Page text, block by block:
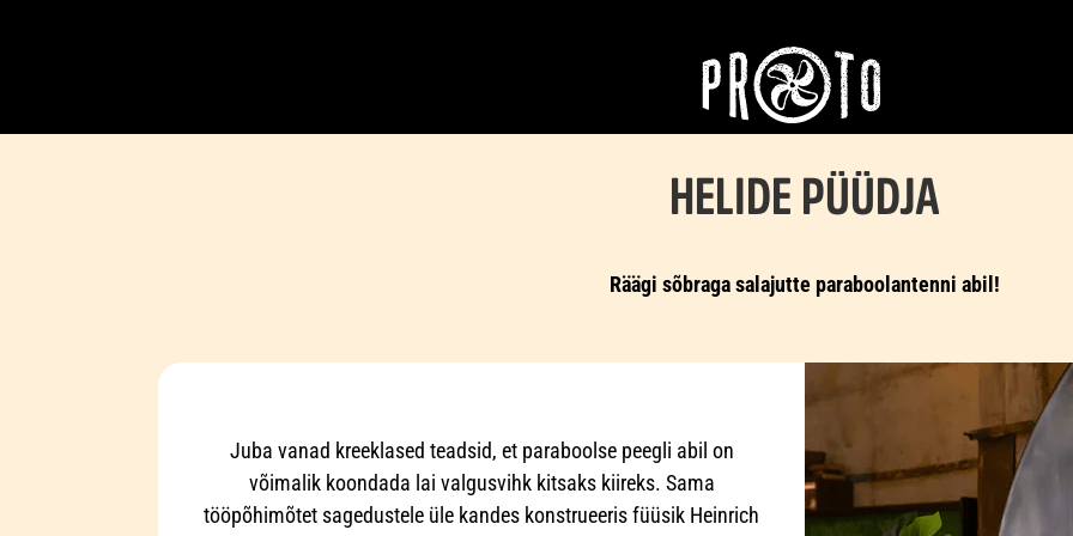
HELIDE PÜÜDJA
Räägi sõbraga salajutte paraboolantenni abil!
Juba vanad kreeklased teadsid, et paraboolse peegli abil on
võimalik koondada lai valgusvihk kitsaks kiireks. Sama
tööpõhimõtet sagedustele üle kandes konstrueeris füüsik Heinrich